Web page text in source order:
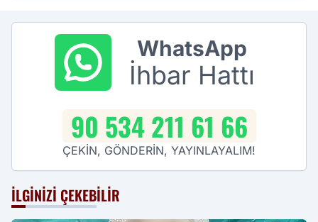
WhatsApp
İhbar Hattı
90 534 211 61 66
ÇEKİN, GÖNDERİN, YAYINLAYALIM!
İLGINIZI ÇEKEBILIR